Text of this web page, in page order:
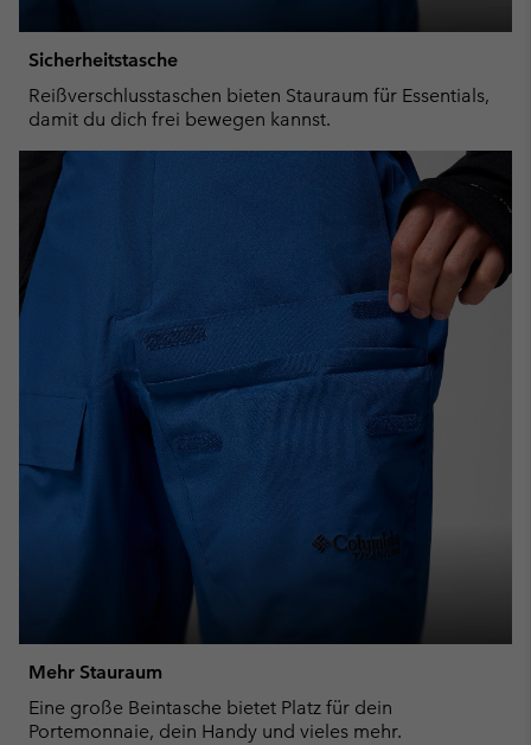
Sicherheitstasche
Reißverschlusstaschen bieten Stauraum für Essentials,
damit du dich frei bewegen kannst.
Mehr Stauraum
Eine große Beintasche bietet Platz für dein
Portemonnaie, dein Handy und vieles mehr.